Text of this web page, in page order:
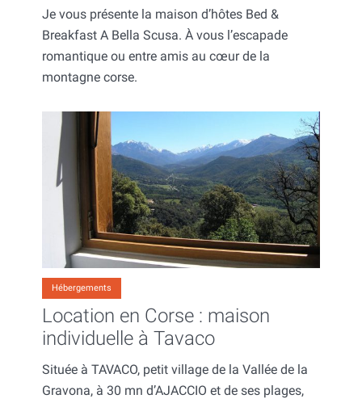
Je vous présente la maison d’hôtes Bed &
Breakfast A Bella Scusa. À vous l’escapade
romantique ou entre amis au cœur de la
montagne corse.
Hébergements
Location en Corse : maison
individuelle à Tavaco
Située à TAVACO, petit village de la Vallée de la
Gravona, à 30 mn d’AJACCIO et de ses plages,